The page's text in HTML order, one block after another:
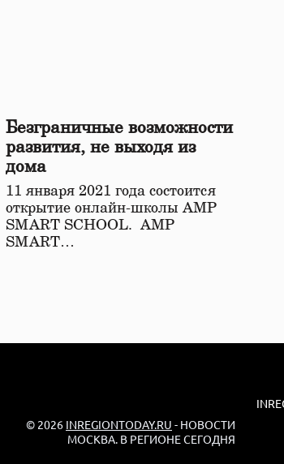
Безграничные возможности
развития, не выходя из
дома
11 января 2021 года состоится
открытие онлайн-школы АМР
SMART SCHOOL. АМР
SMART…
© 2026 INREGIONTODAY.RU - НОВОСТИ
МОСКВА. В РЕГИОНЕ СЕГОДНЯ